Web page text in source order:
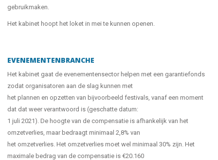
gebruikmaken.
Het kabinet hoopt het loket in mei te kunnen openen.
EVENEMENTENBRANCHE
Het kabinet gaat de evenementensector helpen met een garantiefonds
zodat organisatoren aan de slag kunnen met
het plannen en opzetten van bijvoorbeeld festivals, vanaf een moment
dat dat weer verantwoord is (geschatte datum:
1 juli 2021). De hoogte van de compensatie is afhankelijk van het
omzetverlies, maar bedraagt minimaal 2,8% van
het omzetverlies. Het omzetverlies moet wel minimaal 30% zijn. Het
maximale bedrag van de compensatie is €20.160